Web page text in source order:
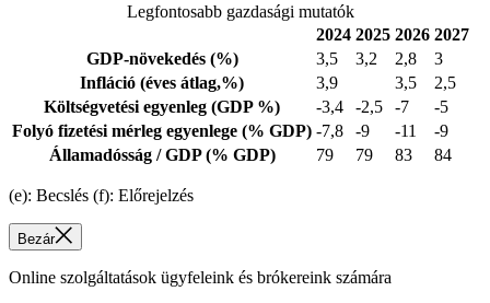
Legfontosabb gazdasági mutatók
2024 2025 2026 2027
GDP-növekedés (%) 3,5 3,2 2,8
3
Infláció (éves átlag,%) 3,9 3,5
2,5
Költségvetési egyenleg (GDP %) -3,4 -2,5 -7
-5
Folyó fizetési mérleg egyenlege (% GDP) -7,8 -9 -11
-9
Államadósság / GDP(% GDP) 79 79 83 84
(e): Becslés (f): Előrejelzés
Bezár
Online szolgáltatások ügyfeleink és brókereink számára